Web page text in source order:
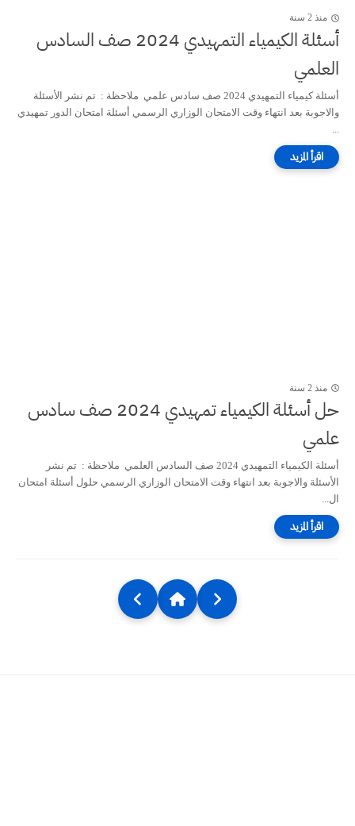
منذ 2 سنة
أسئلة الكيمياء التمهيدي 2024 صف السادس
العلمي
أسئلة كيمياء التمهيدي 2024 صف سادس علمي ملاحظة : تم نشر الأسئلة
والاجوبة بعد انتهاء وقت الامتحان الوزاري الرسمي أسئلة امتحان الدور تمهيدي
منذ 2 سنة
حل أسئلة الكيمياء تمهيدي 2024 صف سادس
علمي
أسئلة الكيمياء التمهيدي 2024 صف السادس العلمي ملاحظة : تم نشر
الأسئلة والاجوبة بعد انتهاء وقت الامتحان الوزاري الرسمي حلول أسئلة امتحان
ال...